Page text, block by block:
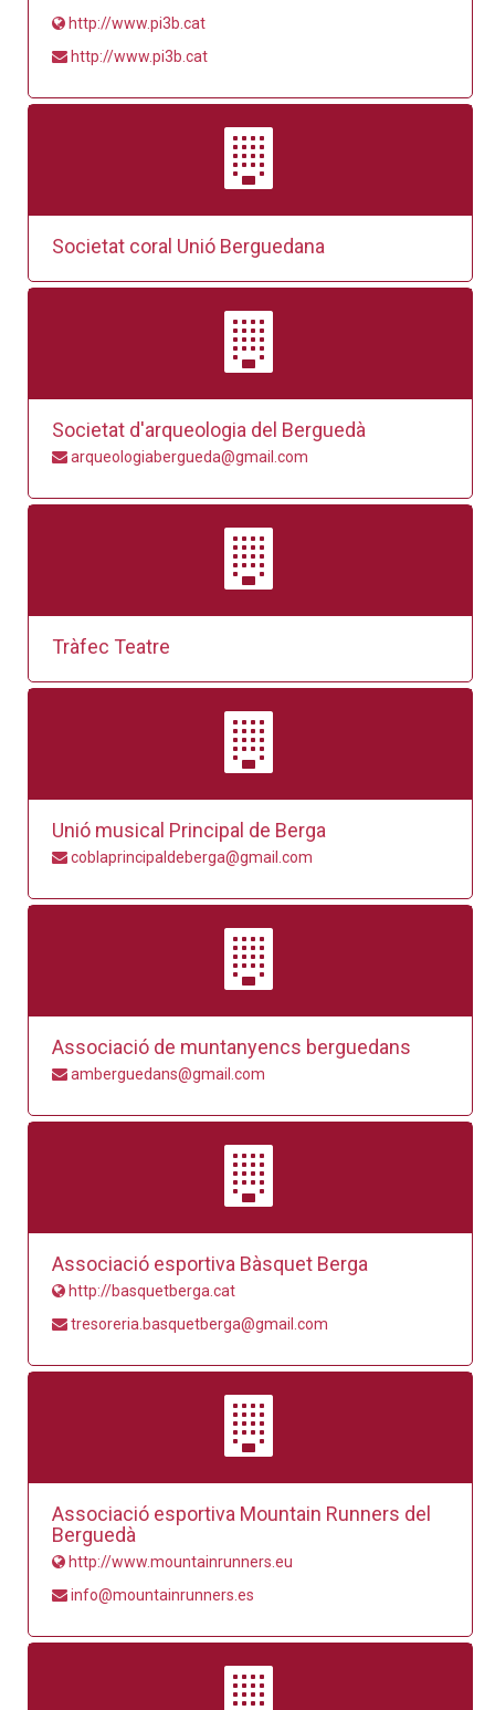
http://www.pi3b.cat
http://www.pi3b.cat
Societat coral Unió Berguedana
Societat d'arqueologia del Berguedà
arqueologiabergueda@gmail.com
Tràfec Teatre
Unió musical Principal de Berga
coblaprincipaldeberga@gmail.com
Associació de muntanyencs berguedans
amberguedans@gmail.com
Associació esportiva Bàsquet Berga
http://basquetberga.cat
tresoreria.basquetberga@gmail.com
Associació esportiva Mountain Runners del
Berguedà
http://www.mountainrunners.eu
info@mountainrunners.es